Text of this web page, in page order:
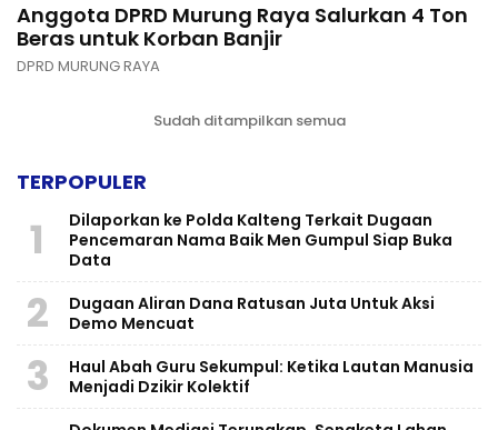
Anggota DPRD Murung Raya Salurkan 4 Ton
Beras untuk Korban Banjir
DPRD MURUNG RAYA
Sudah ditampilkan semua
TERPOPULER
1
Dilaporkan ke Polda Kalteng Terkait Dugaan
Pencemaran Nama Baik Men Gumpul Siap Buka
Data
2
Dugaan Aliran Dana Ratusan Juta Untuk Aksi
Demo Mencuat
3
Haul Abah Guru Sekumpul: Ketika Lautan Manusia
Menjadi Dzikir Kolektif